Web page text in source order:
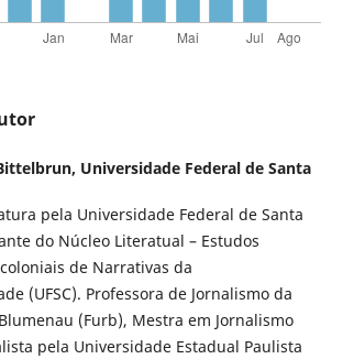
Universidade Federal de Santa
pela Universidade Federal de Santa
do Núcleo Literatual – Estudos
de Narrativas da
(UFSC). Professora de Jornalismo da
(Furb), Mestra em Jornalismo
pela Universidade Estadual Paulista